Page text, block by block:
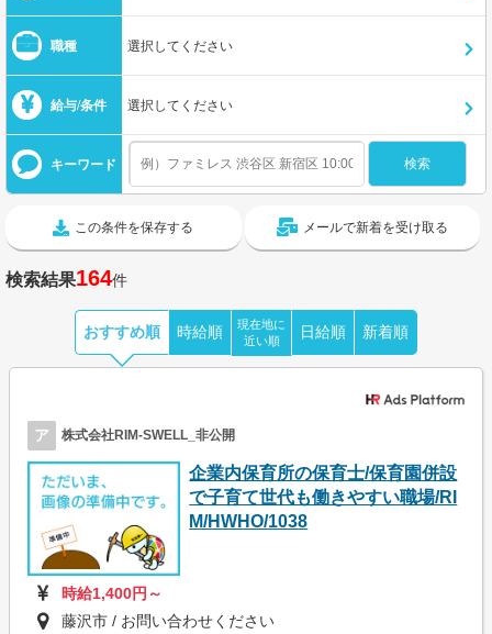
職種 選択してください
給与/条件 選択してください
キーワード
この条件を保存する メールで新着を受け取る
検索結果164件
おすすめ順 時給順
現在地に
近い順
日給順 新着順
ア 株式会社RIM-SWELL_非公開
企業内保育所の保育士/保育園併設
で子育て世代も働きやすい職場/RI
M/HWHO/1038
時給1,400円～
藤沢市 / お問い合わせください